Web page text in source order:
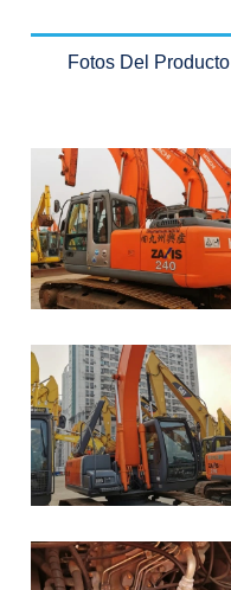
Fotos Del Producto